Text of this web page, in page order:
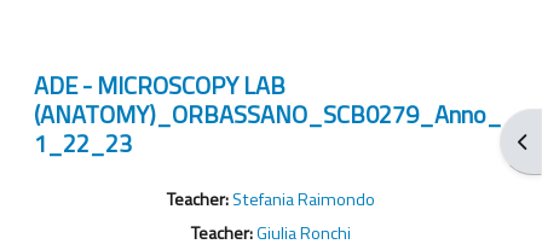
ADE - MICROSCOPY LAB
(ANATOMY)_ORBASSANO_SCB0279_Anno_
1_22_23
Teacher:Stefania Raimondo
Teacher:Giulia Ronchi